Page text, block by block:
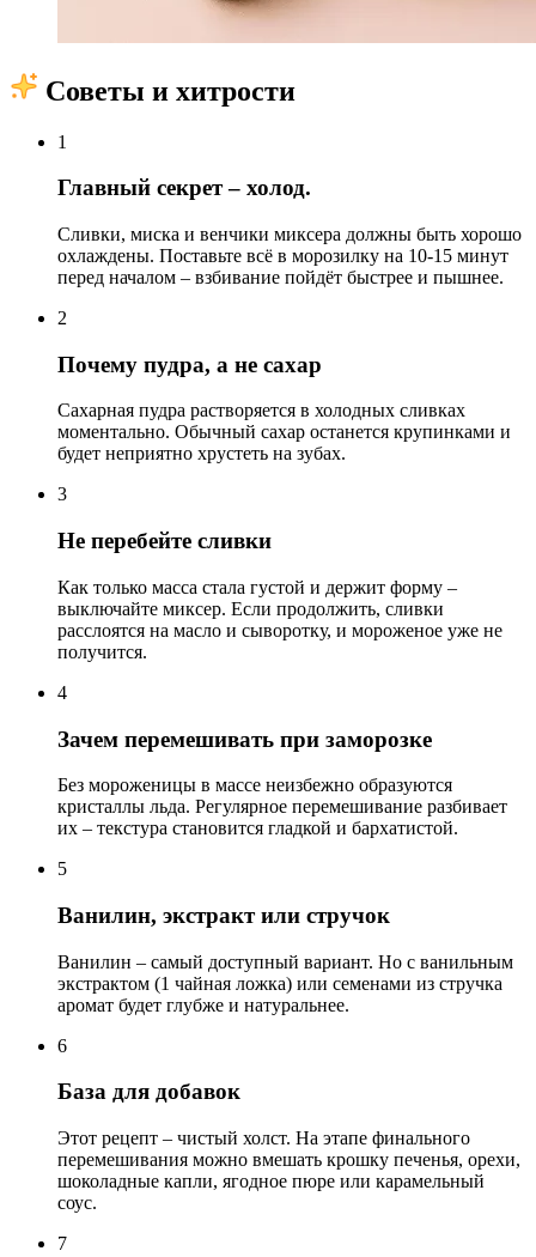
Советы и хитрости
1
Главный секрет – холод.
Сливки, миска и венчики миксера должны быть хорошо
охлаждены. Поставьте всё в морозилку на 10-15 минут
перед началом – взбивание пойдёт быстрее и пышнее.
2
Почему пудра, а не сахар
Сахарная пудра растворяется в холодных сливках
моментально. Обычный сахар останется крупинками и
будет неприятно хрустеть на зубах.
3
Не перебейте сливки
Как только масса стала густой и держит форму –
выключайте миксер. Если продолжить, сливки
расслоятся на масло и сыворотку, и мороженое уже не
получится.
4
Зачем перемешивать при заморозке
Без мороженицы в массе неизбежно образуются
кристаллы льда. Регулярное перемешивание разбивает
их – текстура становится гладкой и бархатистой.
5
Ванилин, экстракт или стручок
Ванилин – самый доступный вариант. Но с ванильным
экстрактом (1 чайная ложка) или семенами из стручка
аромат будет глубже и натуральнее.
6
База для добавок
Этот рецепт – чистый холст. На этапе финального
перемешивания можно вмешать крошку печенья, орехи,
шоколадные капли, ягодное пюре или карамельный
соус.
7